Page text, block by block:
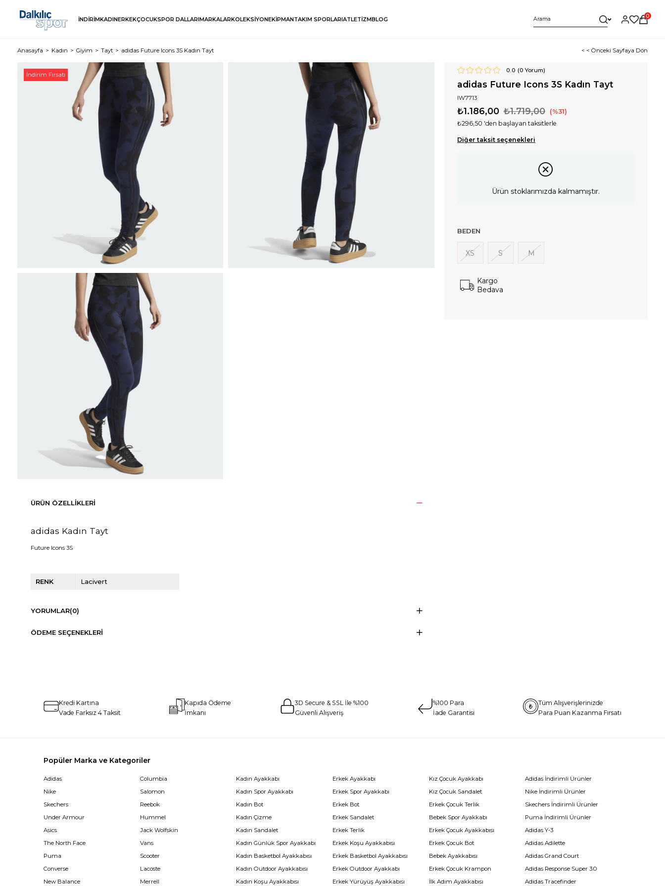
İNDİRİMKADINERKEKÇOCUKSPOR DALLARIMARKALARKOLEKSİYONEKİPMANTAKIM SPORLARIATLETİZMBLOG
0
Anasayfa Kadın Giyim Tayt adidas Future Icons 3S Kadın Tayt < < Önceki Sayfaya Dön
İndirim Fırsatı
0.0 (0 Yorum)
adidas Future Icons 3S Kadın Tayt
IW7713
₺1.719,00
₺1.186,00 31
₺296,50 'den başlayan taksitlerle
Diğer taksit seçenekleri
Ürün stoklarımızda kalmamıştır.
BEDEN
XS S M
Kargo
Bedava
ÜRÜN ÖZELLIKLERI
adidas Kadın Tayt
Future Icons 3S
RENK Lacivert
YORUMLAR(0)
ÖDEME SEÇENEKLERI
Kredi Kartına
Vade Farksız 4 Taksit
Kapıda Ödeme
İmkanı
3D Secure & SSL İle %100
Güvenli Alışveriş
%100 Para
İade Garantisi
Tüm Alışverişlerinizde
Para Puan Kazanma Fırsatı
Popüler Marka ve Kategoriler
Adidas
Nike
Skechers
Under Armour
Asics
The North Face
Puma
Converse
New Balance
Columbia
Salomon
Reebok
Hummel
Jack Wolfskin
Vans
Scooter
Lacoste
Merrell
Kadın Ayakkabı
Kadın Spor Ayakkabı
Kadın Bot
Kadın Çizme
Kadın Sandalet
Kadın Günlük Spor Ayakkabı
Kadın Basketbol Ayakkabısı
Kadın Outdoor Ayakkabısı
Kadın Koşu Ayakkabısı
Erkek Ayakkabı
Erkek Spor Ayakkabı
Erkek Bot
Erkek Sandalet
Erkek Terlik
Erkek Koşu Ayakkabısı
Erkek Basketbol Ayakkabısı
Erkek Outdoor Ayakkabı
Erkek Yürüyüş Ayakkabısı
Kız Çocuk Ayakkabı
Kız Çocuk Sandalet
Erkek Çocuk Terlik
Bebek Spor Ayakkabı
Erkek Çocuk Ayakkabısı
Erkek Çocuk Bot
Bebek Ayakkabısı
Erkek Çocuk Krampon
İlk Adım Ayakkabısı
Adidas İndirimli Ürünler
Nike İndirimli Ürünler
Skechers İndirimli Ürünler
Puma İndirimli Ürünler
Adidas Y-3
Adidas Adilette
Adidas Grand Court
Adidas Response Super 3.0
Adidas Tracefinder